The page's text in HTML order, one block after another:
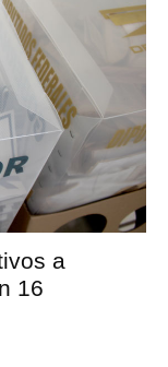
a
16